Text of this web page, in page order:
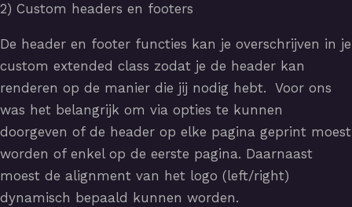
2) Custom headers en footers
De header en footer functies kan je overschrijven in je
custom extended class zodat je de header kan
renderen op de manier die jij nodig hebt. Voor ons
was het belangrijk om via opties te kunnen
doorgeven of de header op elke pagina geprint moest
worden of enkel op de eerste pagina. Daarnaast
moest de alignment van het logo (left/right)
dynamisch bepaald kunnen worden.